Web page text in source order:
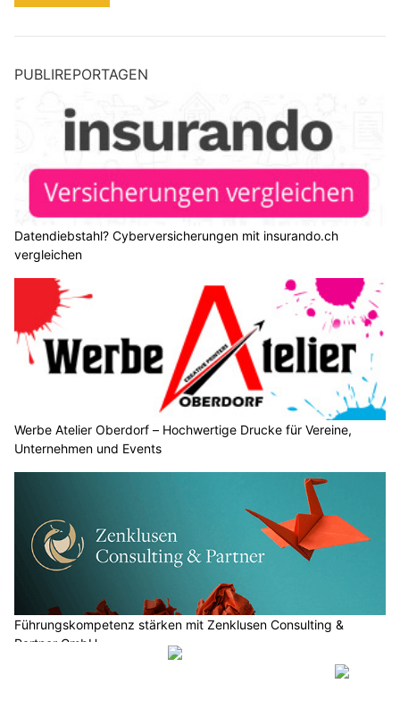
PUBLIREPORTAGEN
Datendiebstahl? Cyberversicherungen mit insurando.ch
vergleichen
Werbe Atelier Oberdorf – Hochwertige Drucke für Vereine,
Unternehmen und Events
Führungskompetenz stärken mit Zenklusen Consulting &
Partner GmbH